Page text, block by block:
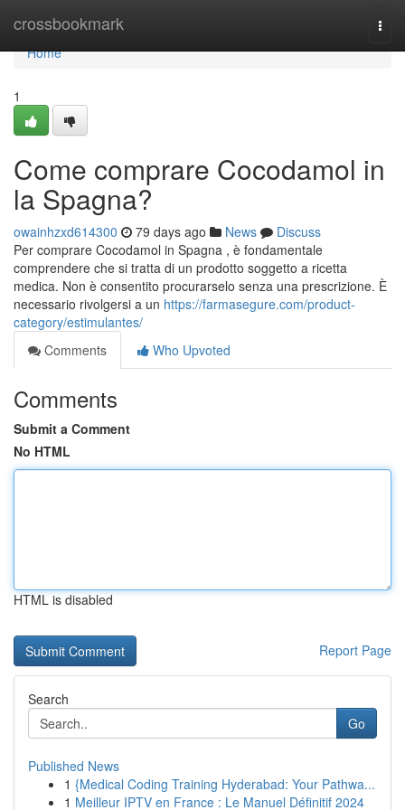
crossbookmark
Home
Home
1
Come comprare Cocodamol in
la Spagna?
owainhzxd614300 79 days ago News
Discuss
Per comprare Cocodamol in Spagna , è fondamentale
comprendere che si tratta di un prodotto soggetto a ricetta
medica. Non è consentito procurarselo senza una prescrizione. È
necessario rivolgersi a un https://farmasegure.com/product-
category/estimulantes/
Comments
Who Upvoted
Comments
Submit a Comment
No HTML
HTML is disabled
Report Page
Search
Go
Published News
1 {Medical Coding Training Hyderabad: Your Pathwa...
1 Meilleur IPTV en France : Le Manuel Définitif 2024